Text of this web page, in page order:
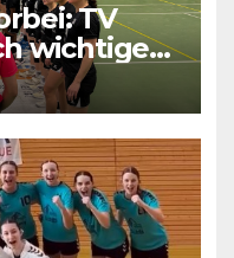
TV
wichtigen